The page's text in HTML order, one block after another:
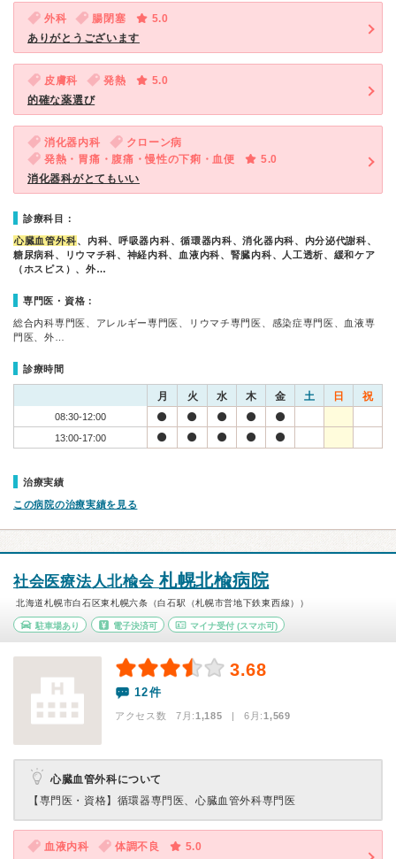
外科 腸閉塞
5.0
ありがとうございます
皮膚科 発熱
5.0
的確な薬選び
消化器内科
クローン病
発熱・胃痛・腹痛・慢性の下痢・血便
5.0
消化器科がとてもいい
診療科目：
心臓血管外科、内科、呼吸器内科、循環器内科、消化器内科、内分泌代謝科、
糖尿病科、リウマチ科、神経内科、血液内科、腎臓内科、人工透析、緩和ケア
（ホスピス）、外…
専門医・資格：
総合内科専門医、アレルギー専門医、リウマチ専門医、感染症専門医、血液専
門医、外…
診療時間
月 火 水 木 金 土 日 祝
08:30-12:00
13:00-17:00
治療実績
この病院の治療実績を見る
社会医療法人北楡会 札幌北楡病院
北海道札幌市白石区東札幌六条（白石駅（札幌市営地下鉄東西線））
駐車場あり 電子決済可 マイナ受付 (スマホ可)
3.68
12件
アクセス数 7月:1,185 | 6月:1,569
心臓血管外科について
【専門医・資格】 循環器専門医、心臓血管外科専門医
血液内科 体調不良
5.0